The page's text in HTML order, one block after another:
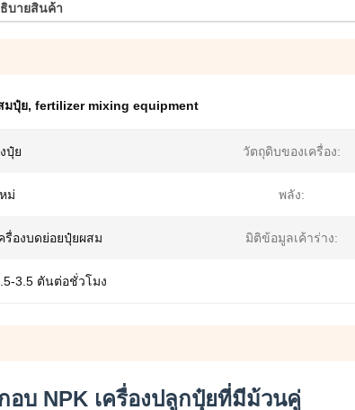
บายสินค้า
มปุ๋ย, fertilizer mixing equipment
ปุ๋ย วัตถุดิบของเครื่อง:
ม่ พลัง:
รื่องบดย่อยปุ๋ยผสม มิติข้อมูลเค้าร่าง:
3.5 ตันต่อชั่วโมง
อบ NPK เครื่องปลูกปุ๋ยที่มีม้วนคู่